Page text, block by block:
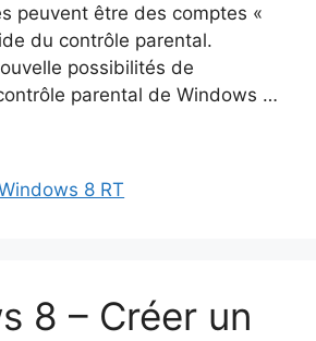
peuvent être des comptes «
du contrôle parental.
possibilités de
parental de Windows …
8 RT
8 – Créer un